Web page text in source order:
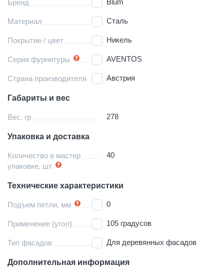
Бренд
Материал Сталь
Покрытие / цвет Никель
Серия фурнитуры AVENTOS
Страна производителя Австрия
Габариты и вес
Вес, гр 278
Упаковка и доставка
Количество в мастер
упаковке, шт
40
Технические характеристики
Подъем петли, мм 0
Применение (угол) 105 градусов
Тип фасадов Для деревянных фасадов
Дополнительная информация